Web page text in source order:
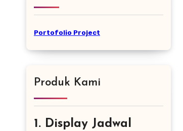
Portofolio Project
Produk Kami
1. Display Jadwal